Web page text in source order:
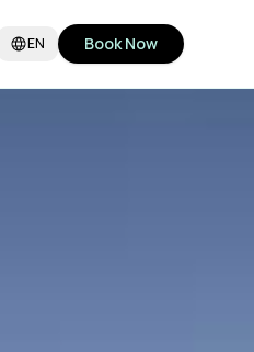
EN Book Now